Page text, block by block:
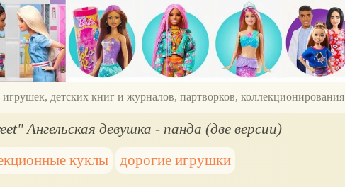
детских книг и журналов, партворков, коллекционирования
Ангельская девушка - панда (две версии)
куклы дорогие игрушки